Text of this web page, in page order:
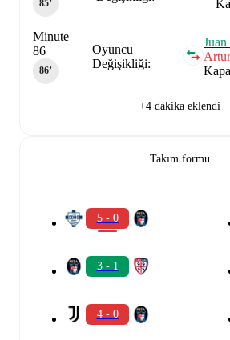
85‎’‎
Oyuncu
Değişikliği:
Minute
86
86‎’‎
+4 dakika eklendi
Takım formu
5 - 0
3 - 1
4 - 0